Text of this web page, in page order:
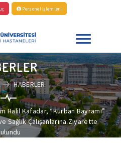
Personel İşlemleri
HABERLER
Halil Kafadar, “Kurban Bayramı”
Sağlık Çalışanlarına Ziyarette